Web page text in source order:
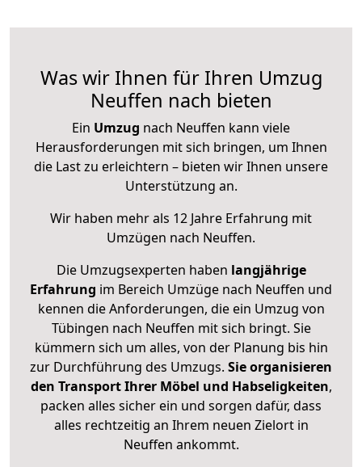
Was wir Ihnen für Ihren Umzug
Neuffen nach bieten
Ein Umzug nach Neuffen kann viele
Herausforderungen mit sich bringen, um Ihnen
die Last zu erleichtern – bieten wir Ihnen unsere
Unterstützung an.
Wir haben mehr als 12 Jahre Erfahrung mit
Umzügen nach Neuffen.
Die Umzugsexperten haben langjährige
Erfahrung im Bereich Umzüge nach Neuffen und
kennen die Anforderungen, die ein Umzug von
Tübingen nach Neuffen mit sich bringt. Sie
kümmern sich um alles, von der Planung bis hin
zur Durchführung des Umzugs. Sie organisieren
den Transport Ihrer Möbel und Habseligkeiten,
packen alles sicher ein und sorgen dafür, dass
alles rechtzeitig an Ihrem neuen Zielort in
Neuffen ankommt.